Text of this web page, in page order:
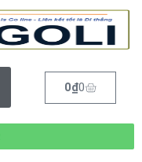
0₫0